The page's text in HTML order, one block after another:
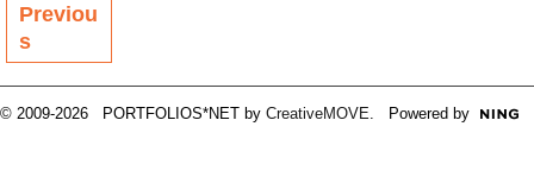
Previou
s
© 2009-2026 PORTFOLIOS*NET by CreativeMOVE . Powered by